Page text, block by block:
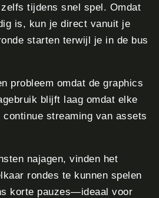
tijdens snel spel. Omdat
is, kun je direct vanuit je
starten terwijl je in de bus
probleem omdat de graphics
blijft laag omdat elke
streaming van assets
najagen, vinden het
rondes te kunnen spelen
korte pauzes—ideaal voor